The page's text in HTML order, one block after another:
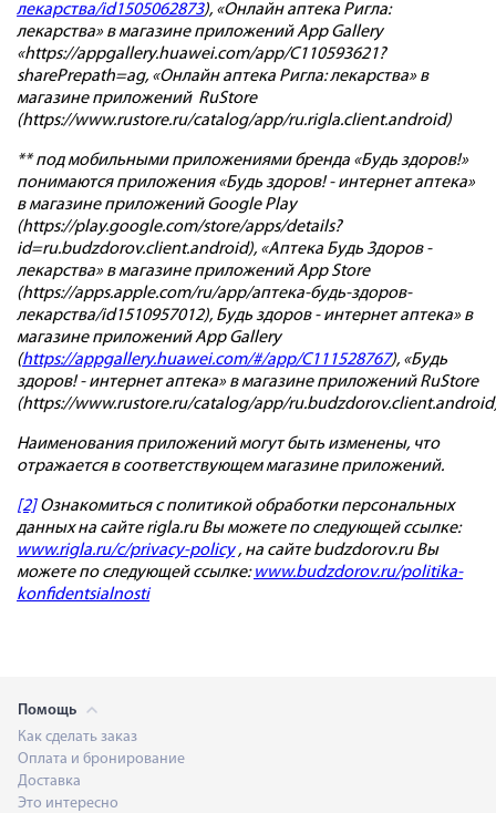
лекарства/id1505062873), «Онлайн аптека Ригла:
лекарства» в магазине приложений App Gallery
«https://appgallery.huawei.com/app/C110593621?
sharePrepath=ag, «Онлайн аптека Ригла: лекарства» в
магазине приложений RuStore
(https://www.rustore.ru/catalog/app/ru.rigla.client.android)
** под мобильными приложениями бренда «Будь здоров!»
понимаются приложения «Будь здоров! - интернет аптека»
в магазине приложений Google Play
(https://play.google.com/store/apps/details?
id=ru.budzdorov.client.android), «Аптека Будь Здоров -
лекарства» в магазине приложений App Store
(https://apps.apple.com/ru/app/аптека-будь-здоров-
лекарства/id1510957012), Будь здоров - интернет аптека» в
магазине приложений App Gallery
(https://appgallery.huawei.com/#/app/C111528767), «Будь
здоров! - интернет аптека» в магазине приложений RuStore
(https://www.rustore.ru/catalog/app/
Наименования приложений могут быть изменены, что
отражается в соответствующем магазине приложений.
[2]Ознакомиться с политикой обработки персональных
данных на сайте rigla.ru Вы можете по следующей ссылке:
www.rigla.ru/c/privacy-policy, на сайте budzdorov.ru Вы
можете по следующей ссылке:www.budzdorov.ru/politika-
konfidentsialnosti
Помощь
Как сделать заказ
Оплата и бронирование
Доставка
Это интересно